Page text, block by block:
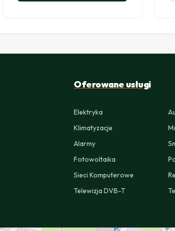
Oferowane usługi
Elektryka
Klimatyzacje
Alarmy
Fotowoltaika
Sieci Komputerowe
Telewizja DVB-T